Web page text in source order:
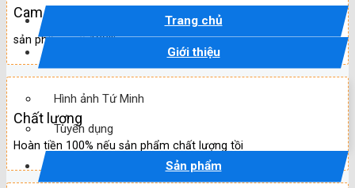
Trang chủ
Giới thiệu
Hình ảnh Tứ Minh
Tuyển dụng
Sản phẩm
Cam kết
sản phẩm mới 100%
Chất lượng
Hoàn tiền 100% nếu sản phẩm chất lượng tồi